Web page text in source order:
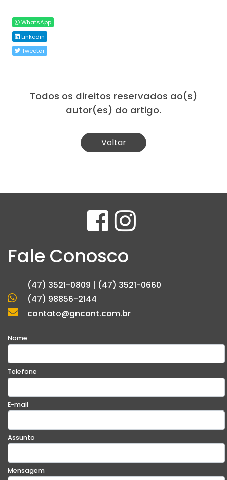
WhatsApp
Linkedin
Tweetar
Todos os direitos reservados ao(s)
autor(es) do artigo.
Voltar
Fale Conosco
(47) 3521-0809 | (47) 3521-0660
(47) 98856-2144
contato@gncont.com.br
Nome
Telefone
E-mail
Assunto
Mensagem